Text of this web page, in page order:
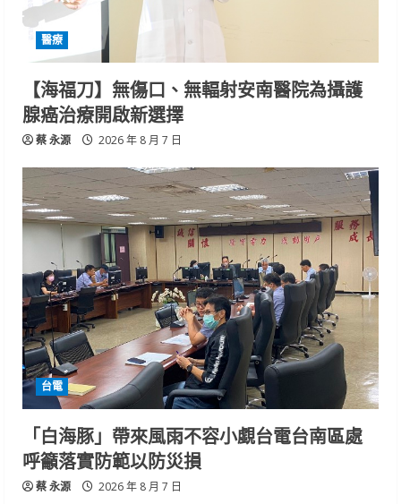
醫療
【海福刀】無傷口、無輻射安南醫院為攝護
腺癌治療開啟新選擇
蔡 永源 2026 年 8 月 7 日
台電
「白海豚」帶來風雨不容小覷台電台南區處
呼籲落實防範以防災損
蔡 永源 2026 年 8 月 7 日